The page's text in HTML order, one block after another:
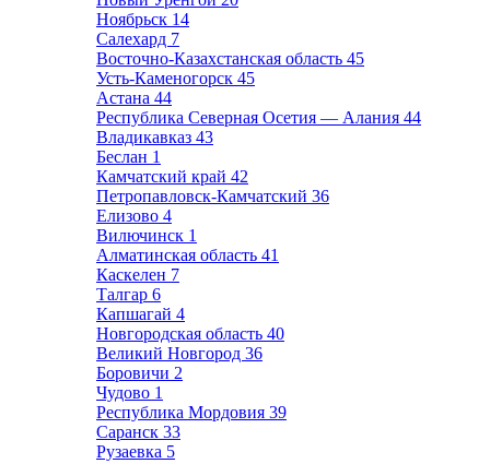
Ноябрьск 14
Салехард 7
Восточно-Казахстанская область 45
Усть-Каменогорск 45
Астана 44
Республика Северная Осетия — Алания 44
Владикавказ 43
Беслан 1
Камчатский край 42
Петропавловск-Камчатский 36
Елизово 4
Вилючинск 1
Алматинская область 41
Каскелен 7
Талгар 6
Капшагай 4
Новгородская область 40
Великий Новгород 36
Боровичи 2
Чудово 1
Республика Мордовия 39
Саранск 33
Рузаевка 5